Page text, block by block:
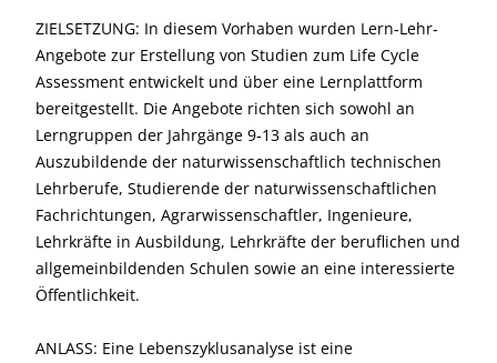
ZIELSETZUNG: In diesem Vorhaben wurden Lern‐Lehr‐
Angebote zur Erstellung von Studien zum Life Cycle
Assessment entwickelt und über eine Lernplattform
bereitgestellt. Die Angebote richten sich sowohl an
Lerngruppen der Jahrgänge 9‐13 als auch an
Auszubildende der naturwissenschaftlich technischen
Lehrberufe, Studierende der naturwissenschaftlichen
Fachrichtungen, Agrarwissenschaftler, Ingenieure,
Lehrkräfte in Ausbildung, Lehrkräfte der beruflichen und
allgemeinbildenden Schulen sowie an eine interessierte
Öffentlichkeit.
ANLASS: Eine Lebenszyklusanalyse ist eine